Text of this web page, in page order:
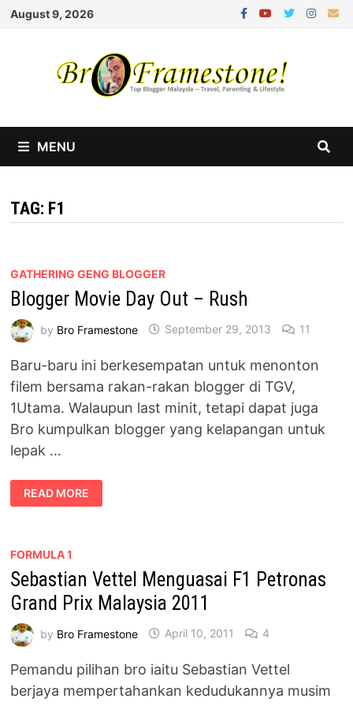
Skip
August 9, 2026
MENU
TAG: F1
GATHERING GENG BLOGGER
Blogger Movie Day Out – Rush
by Bro Framestone September 29, 2013 11
Baru-baru ini berkesempatan untuk menonton
filem bersama rakan-rakan blogger di TGV,
1Utama. Walaupun last minit, tetapi dapat juga
Bro kumpulkan blogger yang kelapangan untuk
lepak …
BLOGGER
MOVIE
DAY
READ MORE
FORMULA 1
Sebastian Vettel Menguasai F1 Petronas
Grand Prix Malaysia 2011
by Bro Framestone April 10, 2011 4
Pemandu pilihan bro iaitu Sebastian Vettel
berjaya mempertahankan kedudukannya musim